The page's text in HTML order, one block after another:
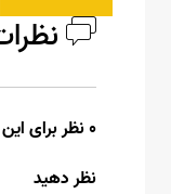
0 نظر برای این مطلب وجود دارد
نظر دهید